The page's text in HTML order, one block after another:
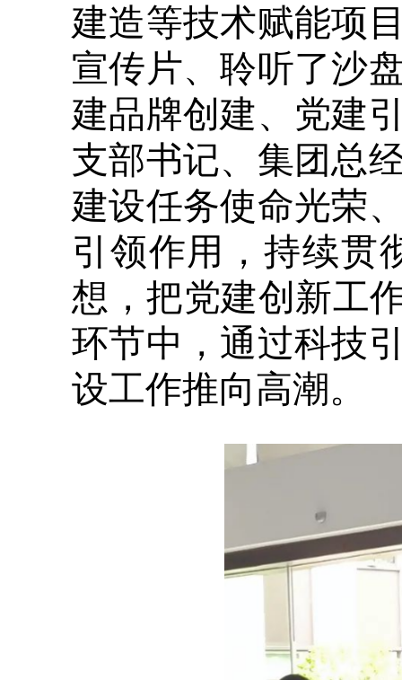
建造等技术赋能项
宣传片、聆听了沙
建品牌创建、党建
支部书记、集团总
建设任务使命光荣
引领作用，持续贯
想，把党建创新工
环节中，通过科技
设工作推向高潮。